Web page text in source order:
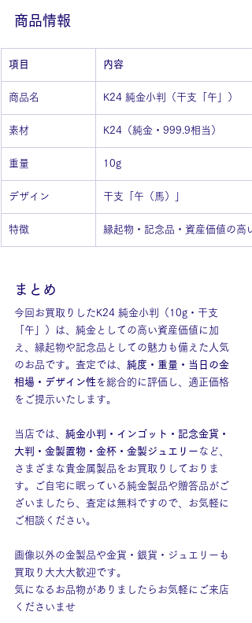
商品情報
項目 内容
商品名 K24 純金小判（干支「午」）
素材 K24（純金・999.9相当）
重量 10g
デザイン 干支「午（馬）」
特徴 縁起物・記念品・資産価値の高
まとめ
今回お買取りしたK24 純金小判（10g・干支
「午」）は、純金としての高い資産価値に加
え、縁起物や記念品としての魅力も備えた人気
のお品です。査定では、 純度・重量・当日の金
相場・デザイン性 を総合的に評価し、適正価格
をご提示いたします。
当店では、 純金小判・インゴット・記念金貨・
大判・金製置物・金杯・金製ジュエリー など、
さまざまな貴金属製品をお買取りしておりま
す。ご自宅に眠っている純金製品や贈答品がご
ざいましたら、査定は無料ですので、お気軽に
ご相談ください。
画像以外の金製品や金貨・銀貨・ジュエリーも
買取り大大大歓迎です。
気になるお品物がありましたらお気軽にご来店
くださいませ